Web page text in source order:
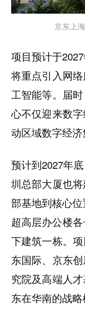
京东上
项目预计于
将重点引入网
工智能等。届
心不仅迎来数
动区域数字经济
预计到2027年
圳总部大厦也
部基地到核心
超高层办公楼
下建筑一栋。
东国际、京东
究院及高端人
东在华南的战略